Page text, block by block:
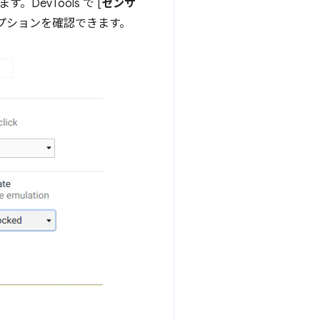
す。DevTools で [ センサ
ョンを確認できます。